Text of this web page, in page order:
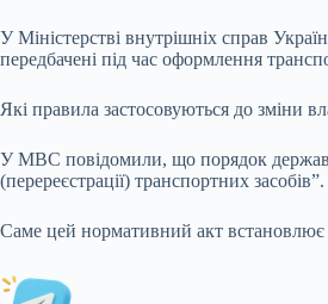
У Міністерстві внутрішніх справ
передбачені під час оформлення
Які правила застосовуються до зміни
У МВС повідомили, що порядок
(перереєстрації) транспортних засобів”.
Саме цей нормативний акт встановлює